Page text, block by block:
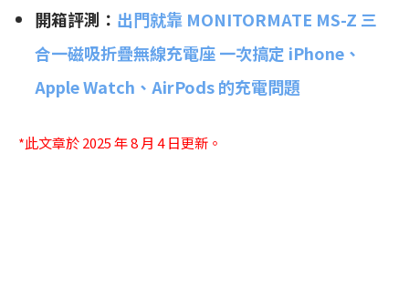
開箱評測： 出門就靠 MONITORMATE MS-Z 三
合一磁吸折疊無線充電座 一次搞定 iPhone、
Apple Watch、AirPods 的充電問題
*此文章於 2025 年 8 月 4 日更新。